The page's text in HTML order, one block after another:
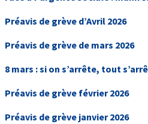
Préavis de grève d’Avril 2026
Préavis de grève de mars 2026
8 mars : si on s’arrête, tout
Préavis de grève février 2026
Préavis de grève janvier 2026